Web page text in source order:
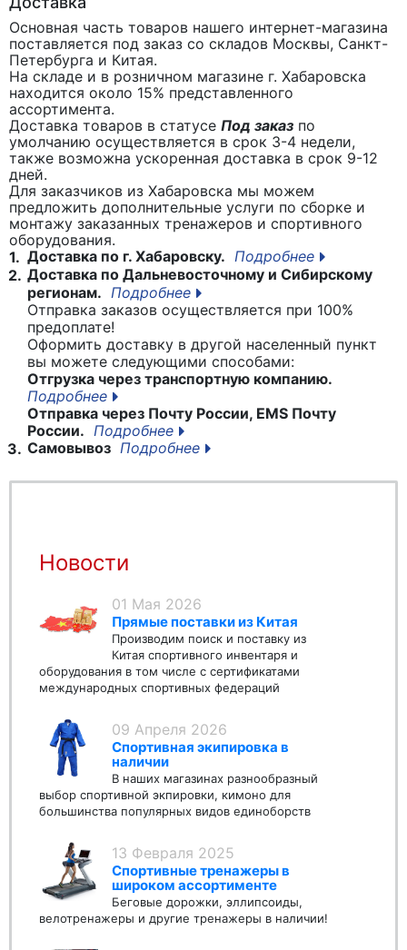
Основная часть товаров нашего интернет-магазина
поставляется под заказ со складов Москвы, Санкт-
Петербурга и Китая.
На складе и в розничном магазине г. Хабаровска
находится около 15% представленного
ассортимента.
Доставка товаров в статусе Под заказ по
умолчанию осуществляется в срок 3-4 недели,
также возможна ускоренная доставка в срок 9-12
дней.
Для заказчиков из Хабаровска мы можем
предложить дополнительные услуги по сборке и
монтажу заказанных тренажеров и спортивного
оборудования.
1. Доставка по г. Хабаровску. Подробнее
2. Доставка по Дальневосточному и Сибирскому
регионам. Подробнее
Отправка заказов осуществляется при 100%
предоплате!
Оформить доставку в другой населенный пункт
вы можете следующими способами:
Отгрузка через транспортную компанию.
Подробнее
Отправка через Почту России, EMS Почту
России. Подробнее
3. Самовывоз Подробнее
Новости
01 Мая 2026
Прямые поставки из Китая
Производим поиск и поставку из
Китая спортивного инвентаря и
оборудования в том числе с сертификатами
международных спортивных федераций
09 Апреля 2026
Спортивная экипировка в
наличии
В наших магазинах разнообразный
выбор спортивной экпировки, кимоно для
большинства популярных видов единоборств
13 Февраля 2025
Спортивные тренажеры в
широком ассортименте
Беговые дорожки, эллипсоиды,
велотренажеры и другие тренажеры в наличии!